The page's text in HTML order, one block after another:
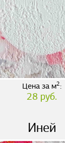
Цена за м2:
28 руб.
Иней